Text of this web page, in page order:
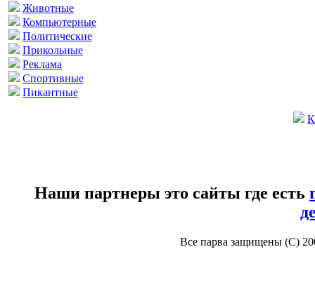
Животные
Компьютерные
Политические
Прикольные
Реклама
Спортивные
Пикантные
Наши партнеры это сайты где есть
Все парва защищены (С)